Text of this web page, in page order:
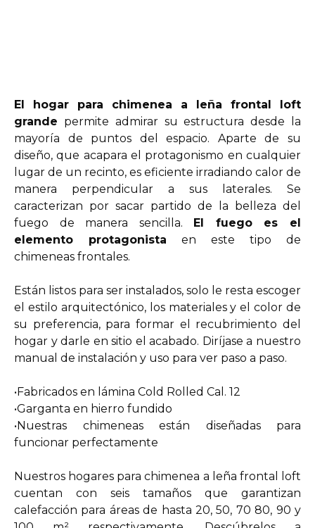
El hogar para chimenea a leña frontal loft
grande permite admirar su estructura desde la
mayoría de puntos del espacio. Aparte de su
diseño, que acapara el protagonismo en cualquier
lugar de un recinto, es eficiente irradiando calor de
manera perpendicular a sus laterales. Se
caracterizan por sacar partido de la belleza del
fuego de manera sencilla. El fuego es el
elemento protagonista en este tipo de
chimeneas frontales.
Están listos para ser instalados, solo le resta escoger
el estilo arquitectónico, los materiales y el color de
su preferencia, para formar el recubrimiento del
hogar y darle en sitio el acabado. Diríjase a nuestro
manual de instalación y uso para ver paso a paso.
•Fabricados en lámina Cold Rolled Cal. 12
•Garganta en hierro fundido
•Nuestras chimeneas están diseñadas para
funcionar perfectamente
Nuestros hogares para chimenea a leña frontal loft
cuentan con seis tamaños que garantizan
calefacción para áreas de hasta 20, 50, 70 80, 90 y